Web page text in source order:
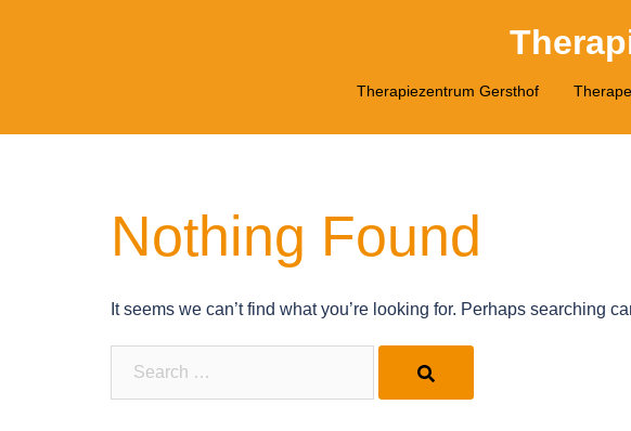
Therapiezentrum Gersthof
Nothing Found
It seems we can’t find what you’re looking for. Perhaps searching